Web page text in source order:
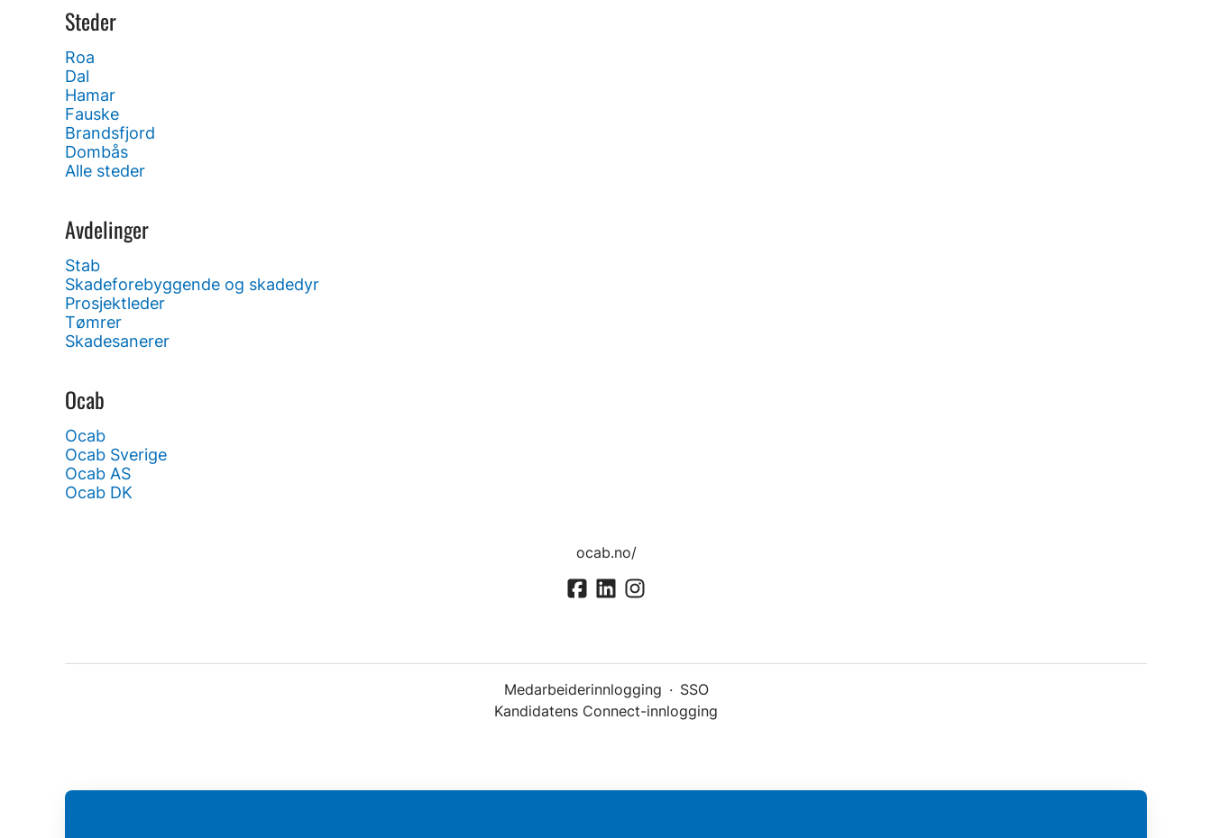
Steder
Roa
Dal
Hamar
Fauske
Brandsfjord
Dombås
Alle steder
Avdelinger
Stab
Skadeforebyggende og skadedyr
Prosjektleder
Tømrer
Skadesanerer
Ocab
Ocab
Ocab Sverige
Ocab AS
Ocab DK
ocab.no/
Medarbeiderinnlogging · SSO
Kandidatens Connect-innlogging